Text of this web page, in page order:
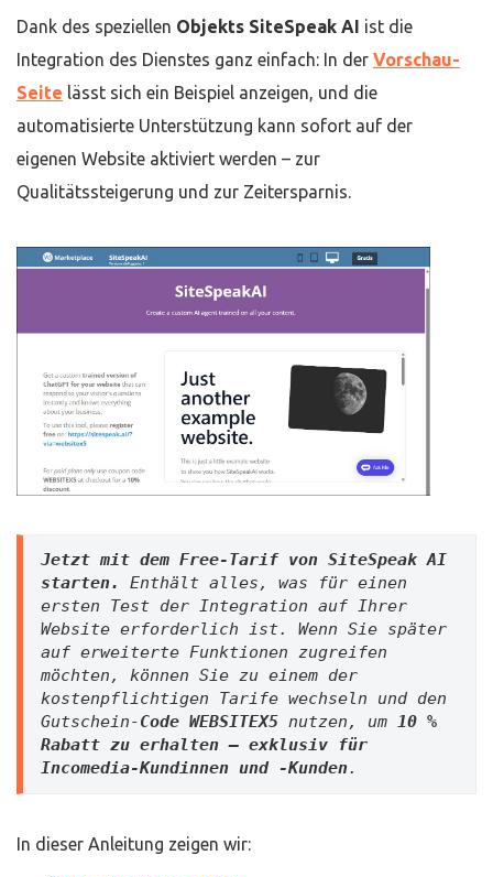
Dank des speziellen Objekts SiteSpeak AI ist die
Integration des Dienstes ganz einfach: In der Vorschau-
Seite lässt sich ein Beispiel anzeigen, und die
automatisierte Unterstützung kann sofort auf der
eigenen Website aktiviert werden – zur
Qualitätssteigerung und zur Zeitersparnis.
Jetzt mit dem Free-Tarif von SiteSpeak AI
starten.
Enthält alles, was für einen
ersten Test der Integration auf Ihrer
Website erforderlich ist. Wenn Sie später
auf erweiterte Funktionen zugreifen
möchten, können Sie zu einem der
kostenpflichtigen Tarife wechseln und den
Gutschein-Code WEBSITEX5 nutzen, um 10 %
Rabatt zu erhalten – exklusiv für
Incomedia-Kundinnen und -Kunden.
In dieser Anleitung zeigen wir: